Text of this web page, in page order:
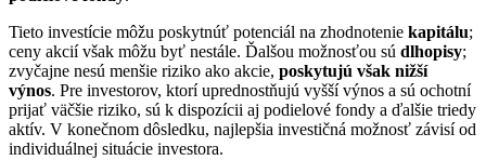
Tieto investície môžu poskytnúť potenciál na zhodnotenie kapitálu;
ceny akcií však môžu byť nestále. Ďalšou možnosťou sú dlhopisy;
zvyčajne nesú menšie riziko ako akcie, poskytujú však nižší
výnos. Pre investorov, ktorí uprednostňujú vyšší výnos a sú ochotní
prijať väčšie riziko, sú k dispozícii aj podielové fondy a ďalšie triedy
aktív. V konečnom dôsledku, najlepšia investičná možnosť závisí od
individuálnej situácie investora.